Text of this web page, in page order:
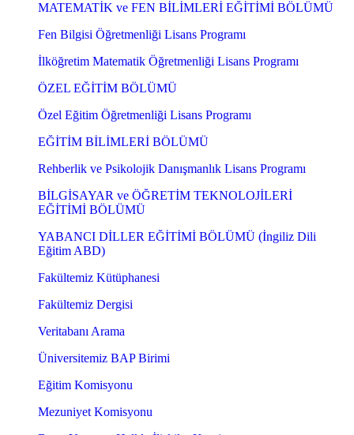
MATEMATİK ve FEN BİLİMLERİ EĞİTİMİ BÖLÜMÜ
Fen Bilgisi Öğretmenliği Lisans Programı
İlköğretim Matematik Öğretmenliği Lisans Programı
ÖZEL EĞİTİM BÖLÜMÜ
Özel Eğitim Öğretmenliği Lisans Programı
EĞİTİM BİLİMLERİ BÖLÜMÜ
Rehberlik ve Psikolojik Danışmanlık Lisans Programı
BİLGİSAYAR ve ÖĞRETİM TEKNOLOJİLERİ
EĞİTİMİ BÖLÜMÜ
YABANCI DİLLER EĞİTİMİ BÖLÜMÜ (İngiliz Dili
Eğitim ABD)
Fakültemiz Kütüphanesi
Fakültemiz Dergisi
Veritabanı Arama
Üniversitemiz BAP Birimi
Eğitim Komisyonu
Mezuniyet Komisyonu